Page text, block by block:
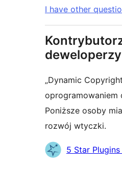
I have other
deweloperzy
„Dynamic
oprogramowaniem
Poniższe osoby
rozwój wtyczki.
Zaangażowani
5 Star Plugins